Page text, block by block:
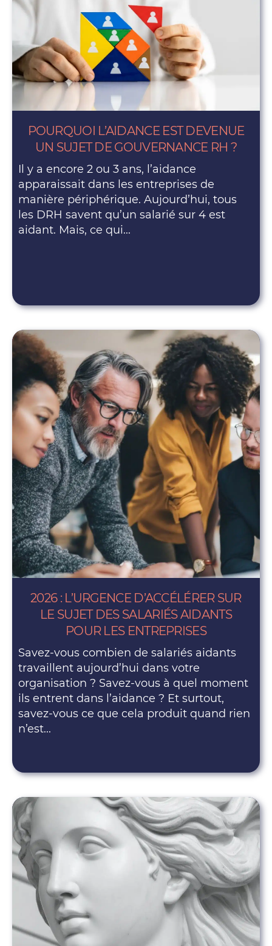
POURQUOI L’AIDANCE EST DEVENUE
UN SUJET DE GOUVERNANCE RH ?
Il y a encore 2 ou 3 ans, l’aidance
apparaissait dans les entreprises de
manière périphérique. Aujourd’hui, tous
les DRH savent qu’un salarié sur 4 est
aidant. Mais, ce qui...
2026 : L’URGENCE D’ACCÉLÉRER SUR
LE SUJET DES SALARIÉS AIDANTS
POUR LES ENTREPRISES
Savez-vous combien de salariés aidants
travaillent aujourd’hui dans votre
organisation ? Savez-vous à quel moment
ils entrent dans l’aidance ? Et surtout,
savez-vous ce que cela produit quand rien
n’est...